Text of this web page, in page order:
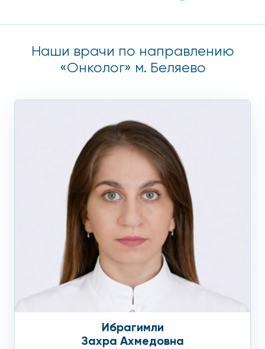
консультация онколога на Профсоюзной; цена ее меньше,
постановку диагноза, максимальную эффективность
Консультация хорошего специалиста требуется, если:
Быстро теряется вес.
Наблюдается регулярная боль одной и той же
локализации.
Постоянно присутствует небольшая повышенная
температура.
Нарушен сон, имеется общая слабость.
Появились изменения на коже: пигментация,
краснота, желтушность.
Отсутствует аппетит, может быть тошнота,
Наши врачи по направлению
«Онколог» м. Беляево
Ибрагимли
Захра Ахмедовна